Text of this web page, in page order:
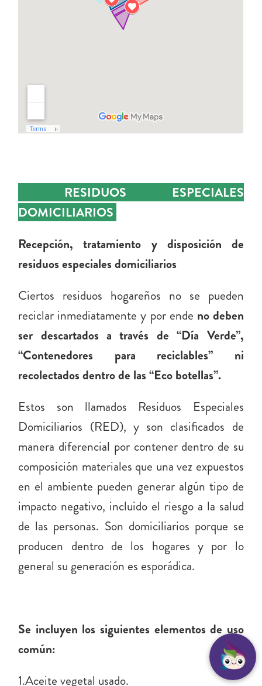
RESIDUOS ESPECIALES
DOMICILIARIOS
Recepción, tratamiento y disposición de
residuos especiales domiciliarios
Ciertos residuos hogareños no se pueden
reciclar inmediatamente y por ende no deben
ser descartados a través de “Día Verde”,
“Contenedores para reciclables” ni
recolectados dentro de las “Eco botellas”.
Estos son llamados Residuos Especiales
Domiciliarios (RED), y son clasificados de
manera diferencial por contener dentro de su
composición materiales que una vez expuestos
en el ambiente pueden generar algún tipo de
impacto negativo, incluido el riesgo a la salud
de las personas. Son domiciliarios porque se
producen dentro de los hogares y por lo
general su generación es esporádica.
Se incluyen los siguientes elementos de uso
común:
1.Aceite vegetal usado.